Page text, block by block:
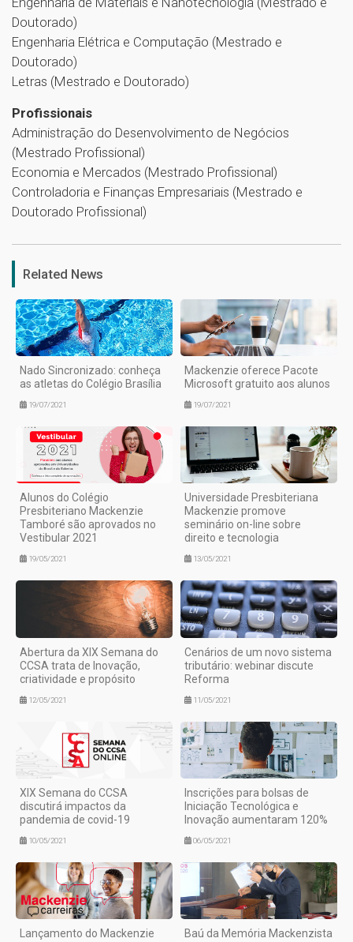
Doutorado)
Engenharia Elétrica e Computação (Mestrado e
Doutorado)
Letras (Mestrado e Doutorado)
Profissionais
Administração do Desenvolvimento de Negócios
(Mestrado Profissional)
Economia e Mercados (Mestrado Profissional)
Controladoria e Finanças Empresariais (Mestrado e
Doutorado Profissional)
Related News
Nado Sincronizado: conheça
as atletas do Colégio Brasília
19/07/2021
Mackenzie oferece Pacote
Microsoft gratuito aos alunos
19/07/2021
Alunos do Colégio
Presbiteriano Mackenzie
Tamboré são aprovados no
Vestibular 2021
19/05/2021
Universidade Presbiteriana
Mackenzie promove
seminário on-line sobre
direito e tecnologia
13/05/2021
Abertura da XIX Semana do
CCSA trata de Inovação,
criatividade e propósito
12/05/2021
Cenários de um novo sistema
tributário: webinar discute
Reforma
11/05/2021
XIX Semana do CCSA
discutirá impactos da
pandemia de covid-19
10/05/2021
Inscrições para bolsas de
Iniciação Tecnológica e
Inovação aumentaram 120%
06/05/2021
Lançamento do Mackenzie
Baú da Memória Mackenzista